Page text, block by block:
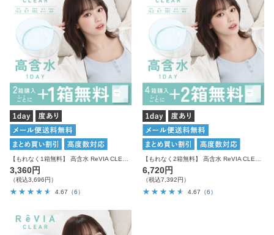
【もれなく1箱無料】 高含水 ReVIA CLEAR 1day クリア 3箱セット 1箱30枚入り合計90枚
3,360円
（税込3,696円）
4.67 （6）
【もれなく2箱無料】 高含水 ReVIA CLEAR 1day クリア 6箱セット 1箱30枚入り合計180枚
6,720円
（税込7,392円）
4.67
（6）